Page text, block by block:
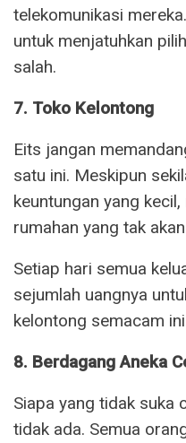
telekomunikasi
untuk menjatuhkan
salah.
7. Toko Kelontong
Eits jangan
satu ini. Meskipun
keuntungan yang
rumahan yang tak
Setiap hari semua
sejumlah uangnya
kelontong semacam
8. Berdagang Aneka
Siapa yang tidak suka
tidak ada. Semua